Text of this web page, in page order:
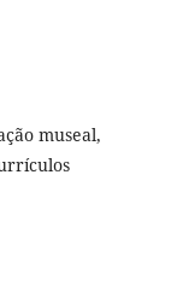
museal,